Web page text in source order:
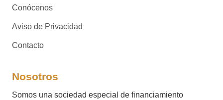
Conócenos
Aviso de Privacidad
Contacto
Nosotros
Somos una sociedad especial de financiamiento